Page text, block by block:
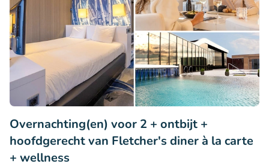
Overnachting(en) voor 2 + ontbijt +
hoofdgerecht van Fletcher's diner à la carte
+ wellness